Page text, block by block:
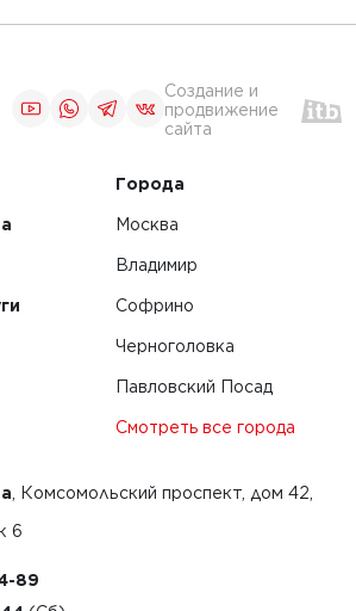
Создание и
продвижение
сайта
Города
Москва
Владимир
Софрино
Черноголовка
Павловский Посад
Смотреть все города
, Комсомольский проспект, дом 42,
6
89